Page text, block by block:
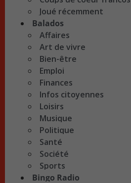
Joué récemment
Balados
Affaires
Art de vivre
Bien-être
Emploi
Finances
Infos citoyennes
Loisirs
Musique
Politique
Santé
Société
Sports
Bingo Radio